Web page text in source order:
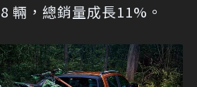
輛，總銷量成長11%。